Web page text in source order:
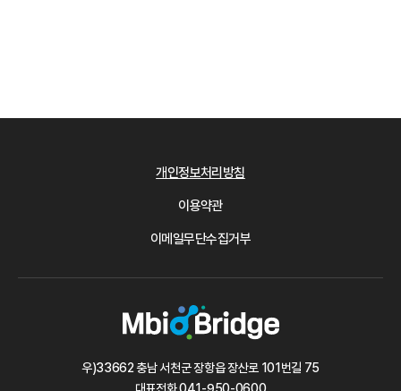
개인정보처리방침
이용약관
이메일무단수집거부
우)33662 충남 서천군 장항읍 장산로 101번길 75
대표전화041-950-0600